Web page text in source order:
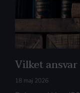
Vilket
18 maj 2026